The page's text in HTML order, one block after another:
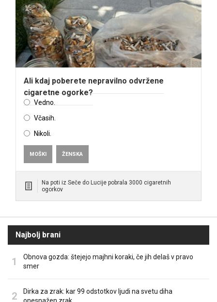
Ali kdaj poberete nepravilno odvržene
cigaretne ogorke?
Vedno.
Včasih.
Nikoli.
MOŠKI ŽENSKA
Na poti iz Seče do Lucije pobrala 3000 cigaretnih
ogorkov
Najbolj brani
Obnova gozda: štejejo majhni koraki, če jih delaš v pravo
smer
Dirka za zrak: kar 99 odstotkov ljudi na svetu diha
onesnažen zrak